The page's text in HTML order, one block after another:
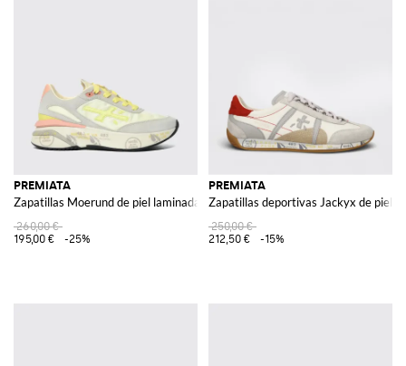
PREMIATA
Zapatillas Moerund de piel laminada y malla
260,00 €
195,00 €
-25%
PREMIATA
Zapatillas deportivas Jackyx de piel y
250,00 €
212,50 €
-15%